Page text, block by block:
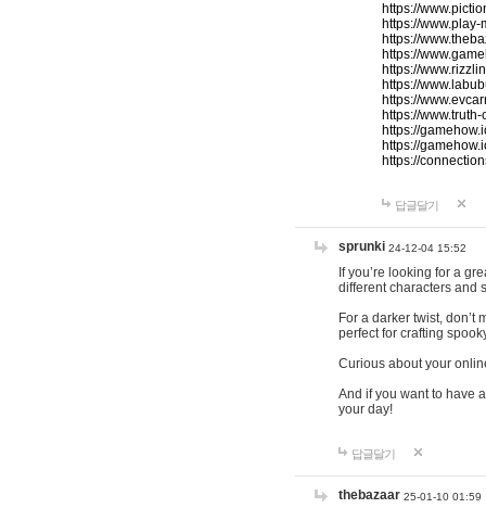
https://
https://
https://
https://
https://
https://
https://
https://
https://
https://
https://
답글달기
sprunki 24-12-04 15:52
If you’re looking for a
different characters and
For a darker twist, don’t
perfect for crafting
Curious about your
And if you want to have
your day!
답글달기
thebazaar 25-01-10 01:59